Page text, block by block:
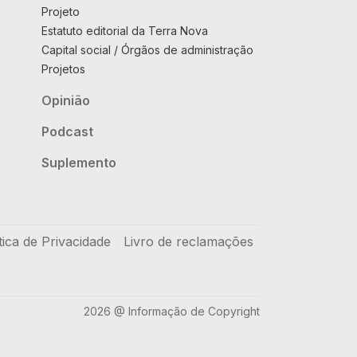
Projeto
Estatuto editorial da Terra Nova
Capital social / Órgãos de administração
Projetos
Opinião
Podcast
Suplemento
de Privacidade Livro de reclamações
2026 @ Informação de Copyright